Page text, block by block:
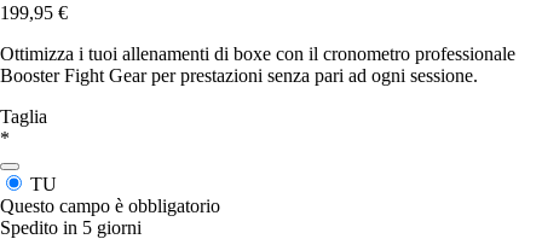
199,95 €
Ottimizza i tuoi allenamenti di boxe con il cronometro professionale
Booster Fight Gear per prestazioni senza pari ad ogni sessione.
Taglia
*
TU
Questo campo è obbligatorio
Spedito in 5 giorni